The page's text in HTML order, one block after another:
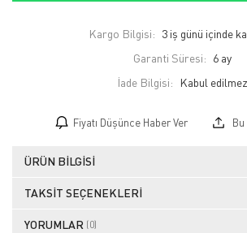
Kargo Bilgisi: 3 iş günü içinde
Garanti Süresi: 6 ay
İade Bilgisi:
Fiyatı Düşünce Haber Ver
ÜRÜN BILGISI
TAKSIT SEÇENEKLERI
YORUMLAR (0)